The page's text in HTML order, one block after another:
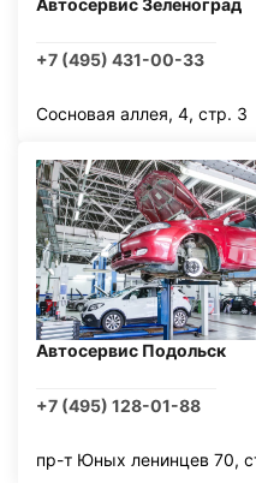
Автосервис Зеленоград
+7 (495) 431-00-33
Сосновая аллея, 4, стр. 3
Автосервис Подольск
+7 (495) 128-01-88
пр-т Юных ленинцев 70,